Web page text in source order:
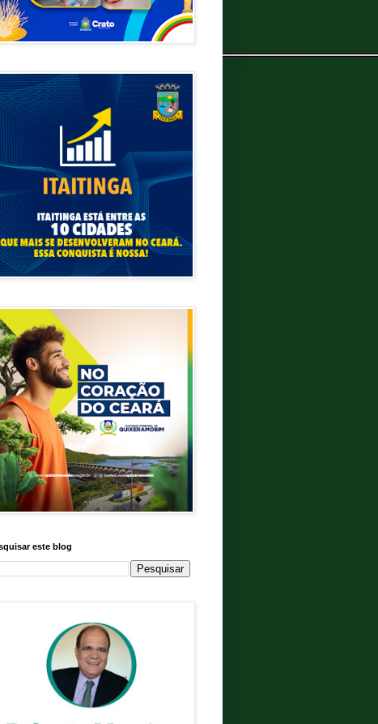
este blog